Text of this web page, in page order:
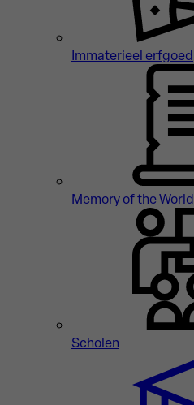
Immaterieel erfgoed
Memory of the World
Scholen